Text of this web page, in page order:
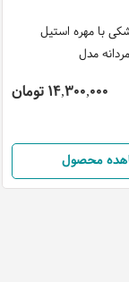
با مهره استیل
مدل
14,300,000 تومان
محصول